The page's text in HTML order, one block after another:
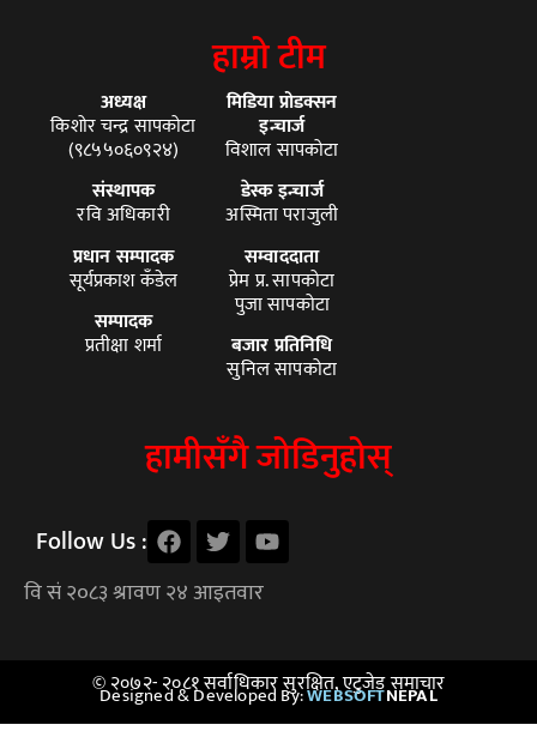
हाम्रो टीम
अध्यक्ष
किशोर चन्द्र सापकोटा
(९८५५०६०९२४)
संस्थापक
रवि अधिकारी
प्रधान सम्पादक
सूर्यप्रकाश कँडेल
सम्पादक
प्रतीक्षा शर्मा
मिडिया प्रोडक्सन
इन्चार्ज
विशाल सापकोटा
डेस्क इन्चार्ज
अस्मिता पराजुली
सम्वाददाता
प्रेम प्र. सापकोटा
पुजा सापकोटा
बजार प्रतिनिधि
सुनिल सापकोटा
हामीसँगै जोडिनुहोस्
Follow Us :
© २०७२- २०८१ सर्वाधिकार सुरक्षित, एटुजेड समाचार
Designed & Developed By:WEBSOFTNEPAL